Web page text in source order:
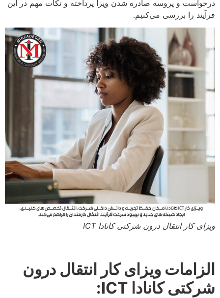
درخواست و پروسه صادره شدن ویزا پرداخته و نکات مهم در این
فرآیند را بررسی می‌کنیم.
ویزای کار انتقال درون شرکتی کانادا ICT
الزامات ویزای کار انتقال درون
شرکتی کانادا ICT
: